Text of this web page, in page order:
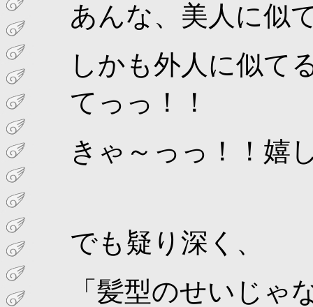
あんな、美人に似
しかも外人に似て
てっっ！！
きゃ～っっ！！嬉
でも疑り深く、
「髪型のせいじゃ